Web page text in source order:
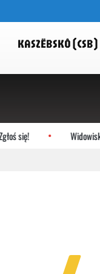
KASZËBSKÔ (CSB)
się!